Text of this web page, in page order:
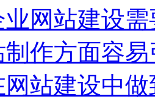
网站建设
作方面容
网站建设中